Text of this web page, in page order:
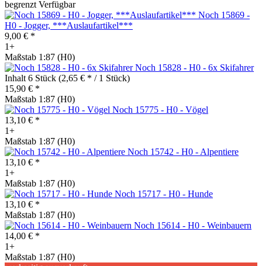
begrenzt Verfügbar
Noch 15869 -
H0 - Jogger, ***Auslaufartikel***
9,00 € *
1+
Maßstab 1:87 (H0)
Noch 15828 - H0 - 6x Skifahrer
Inhalt 6 Stück (2,65 € * / 1 Stück)
15,90 € *
Maßstab 1:87 (H0)
Noch 15775 - H0 - Vögel
13,10 € *
1+
Maßstab 1:87 (H0)
Noch 15742 - H0 - Alpentiere
13,10 € *
1+
Maßstab 1:87 (H0)
Noch 15717 - H0 - Hunde
13,10 € *
Maßstab 1:87 (H0)
Noch 15614 - H0 - Weinbauern
14,00 € *
1+
Maßstab 1:87 (H0)